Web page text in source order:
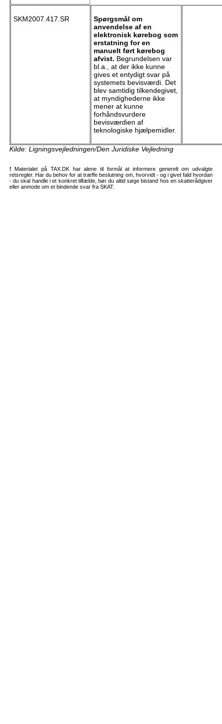
SKM2007.417.SR
Spørgsmål om
anvendelse af en
elektronisk kørebog som
erstatning for en
manuelt ført kørebog
afvist. Begrundelsen var
bl.a., at der ikke kunne
gives et entydigt svar på
systemets bevisværdi. Det
blev samtidig tilkendegivet,
at myndighederne ikke
mener at kunne
forhåndsvurdere
bevisværdien af
teknologiske hjælpemidler.
Kilde: Ligningsvejledningen/Den Juridiske Vejledning
! Materialet på TAX.DK har alene til formål at informere generelt om udvalgte
retsregler. Har du behov for at træffe beslutning om, hvorvidt - og i givet fald hvordan
- du skal handle i et konkret tilfælde, bør du altid søge bistand hos en skatterådgiver
eller anmode om et bindende svar fra SKAT.